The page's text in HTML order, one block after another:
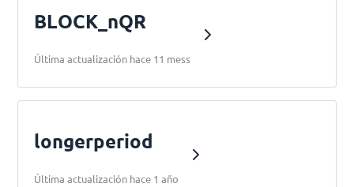
BLOCK_nQR
Última actualización hace 11 mess
longerperiod
Última actualización hace 1 año